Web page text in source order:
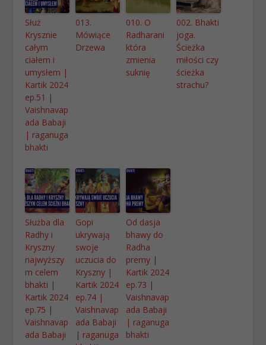
Służ
Krysznie
całym
ciałem i
umysłem |
Kartik 2024
ep.51 |
Vaishnavap
ada Babaji
| raganuga
bhakti
013.
Mówiące
Drzewa
010. O
Radharani
która
zmienia
suknię
002. Bhakti
joga.
Ścieżka
miłości czy
ścieżka
strachu?
Służba dla
Radhy i
Kryszny
najwyższy
m celem
bhakti |
Kartik 2024
ep.75 |
Vaishnavap
ada Babaji
Gopi
ukrywają
swoje
uczucia do
Kryszny |
Kartik 2024
ep.74 |
Vaishnavap
ada Babaji
| raganuga
Od dasja
bhawy do
Radha
premy |
Kartik 2024
ep.73 |
Vaishnavap
ada Babaji
| raganuga
bhakti